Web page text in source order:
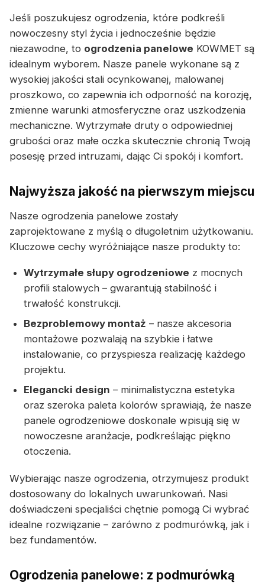
Jeśli poszukujesz ogrodzenia, które podkreśli
nowoczesny styl życia i jednocześnie będzie
niezawodne, to ogrodzenia panelowe KOWMET są
idealnym wyborem. Nasze panele wykonane są z
wysokiej jakości stali ocynkowanej, malowanej
proszkowo, co zapewnia ich odporność na korozję,
zmienne warunki atmosferyczne oraz uszkodzenia
mechaniczne. Wytrzymałe druty o odpowiedniej
grubości oraz małe oczka skutecznie chronią Twoją
posesję przed intruzami, dając Ci spokój i komfort.
Najwyższa jakość na pierwszym miejscu
Nasze ogrodzenia panelowe zostały
zaprojektowane z myślą o długoletnim użytkowaniu.
Kluczowe cechy wyróżniające nasze produkty to:
Wytrzymałe słupy ogrodzeniowe z mocnych
profili stalowych – gwarantują stabilność i
trwałość konstrukcji.
Bezproblemowy montaż – nasze akcesoria
montażowe pozwalają na szybkie i łatwe
instalowanie, co przyspiesza realizację każdego
projektu.
Elegancki design – minimalistyczna estetyka
oraz szeroka paleta kolorów sprawiają, że nasze
panele ogrodzeniowe doskonale wpisują się w
nowoczesne aranżacje, podkreślając piękno
otoczenia.
Wybierając nasze ogrodzenia, otrzymujesz produkt
dostosowany do lokalnych uwarunkowań. Nasi
doświadczeni specjaliści chętnie pomogą Ci wybrać
idealne rozwiązanie – zarówno z podmurówką, jak i
bez fundamentów.
Ogrodzenia panelowe: z podmurówką